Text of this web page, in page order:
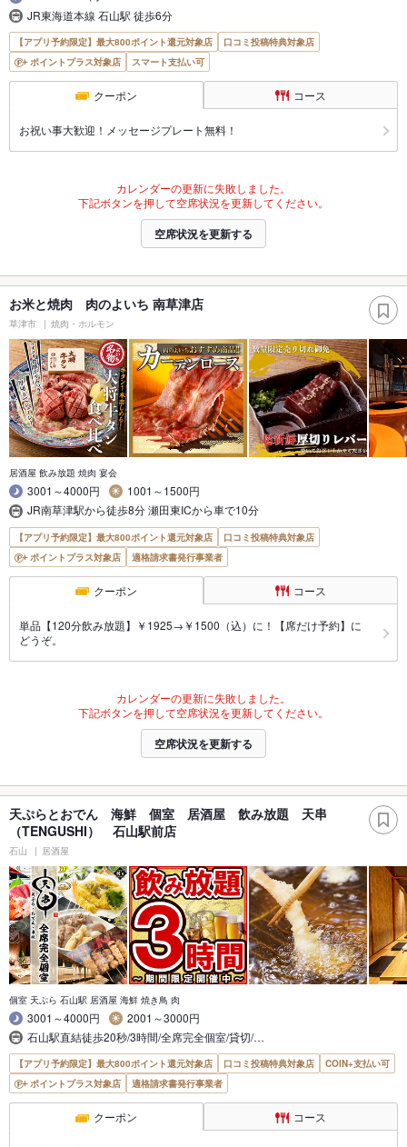
JR東海道本線 石山駅 徒歩6分
【アプリ予約限定】最大800ポイント還元対象店
口コミ投稿特典対象店
ポイントプラス対象店
スマート支払い可
クーポン コース
お祝い事大歓迎！メッセージプレート無料！
カレンダーの更新に失敗しました。
下記ボタンを押して空席状況を更新してください。
空席状況を更新する
お米と焼肉 肉のよいち 南草津店
草津市 焼肉・ホルモン
居酒屋 飲み放題 焼肉 宴会
3001～4000円
1001～1500円
JR南草津駅から徒歩8分 瀬田東ICから車で10分
【アプリ予約限定】最大800ポイント還元対象店
口コミ投稿特典対象店
ポイントプラス対象店
適格請求書発行事業者
クーポン コース
単品【120分飲み放題】￥1925→￥1500（込）に！【席だけ予約】に
どうぞ。
カレンダーの更新に失敗しました。
下記ボタンを押して空席状況を更新してください。
空席状況を更新する
天ぷらとおでん 海鮮 個室 居酒屋 飲み放題 天串
（TENGUSHI） 石山駅前店
石山 居酒屋
個室 天ぷら 石山駅 居酒屋 海鮮 焼き鳥 肉
3001～4000円
2001～3000円
石山駅直結徒歩20秒/3時間/全席完全個室/貸切/…
【アプリ予約限定】最大800ポイント還元対象店 口コミ投稿特典対象店
COIN+支払い可
ポイントプラス対象店
適格請求書発行事業者
クーポン コース